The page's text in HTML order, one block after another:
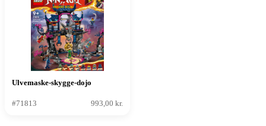
Ulvemaske-skygge-dojo
#71813 993,00 kr.